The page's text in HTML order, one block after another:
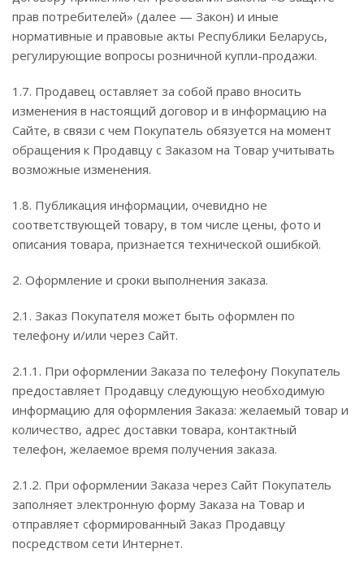
прав потребителей» (далее — Закон) и иные
нормативные и правовые акты Республики Беларусь,
регулирующие вопросы розничной купли-продажи.
1.7. Продавец оставляет за собой право вносить
изменения в настоящий договор и в информацию на
Сайте, в связи с чем Покупатель обязуется на момент
обращения к Продавцу с Заказом на Товар учитывать
возможные изменения.
1.8. Публикация информации, очевидно не
соответствующей товару, в том числе цены, фото и
описания товара, признается технической ошибкой.
2. Оформление и сроки выполнения заказа.
2.1. Заказ Покупателя может быть оформлен по
телефону и/или через Сайт.
2.1.1. При оформлении Заказа по телефону Покупатель
предоставляет Продавцу следующую необходимую
информацию для оформления Заказа: желаемый товар и
количество, адрес доставки товара, контактный
телефон, желаемое время получения заказа.
2.1.2. При оформлении Заказа через Сайт Покупатель
заполняет электронную форму Заказа на Товар и
отправляет сформированный Заказ Продавцу
посредством сети Интернет.